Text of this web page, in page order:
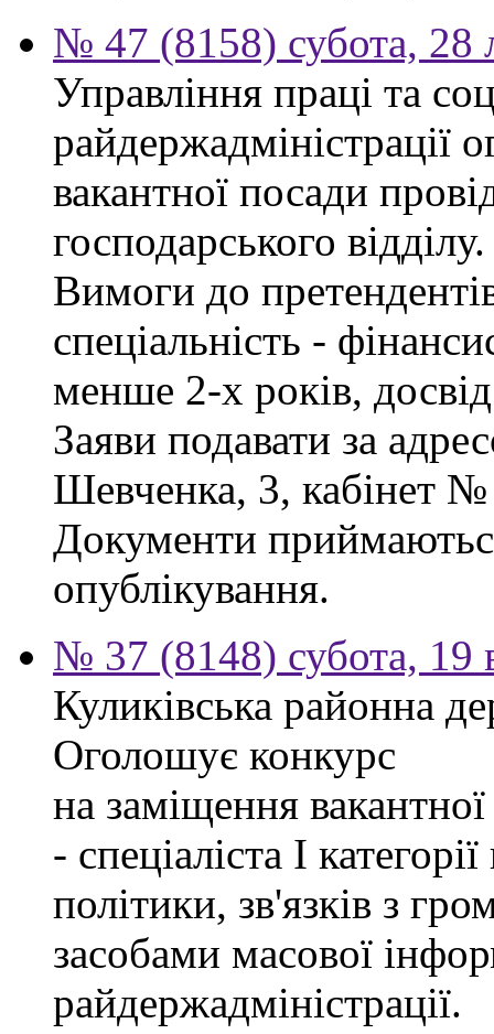
№ 47 (8158) субота, 28
Управління праці та
райдержадміністрації
вакантної посади
господарського відділу.
Вимоги до
спеціальність -
менше 2-х років,
Заяви подавати за
Шевченка, 3, кабінет
Документи
опублікування.
№ 37 (8148) субота, 19
Куликівська районна
Оголошує конкурс
на заміщення
- спеціаліста І
політики, зв'язків з
засобами масової
райдержадміністрації.